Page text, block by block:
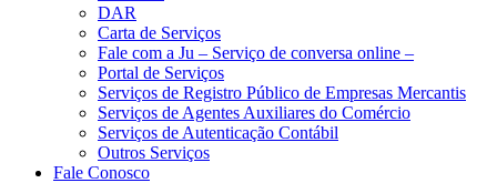
DAR
Carta de Serviços
Fale com a Ju – Serviço de conversa online –
Portal de Serviços
Serviços de Registro Público de Empresas Mercantis
Serviços de Agentes Auxiliares do Comércio
Serviços de Autenticação Contábil
Outros Serviços
Fale Conosco